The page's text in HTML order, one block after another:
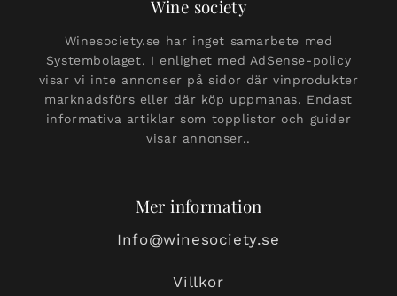
Wine society
Winesociety.se har inget samarbete med
Systembolaget. I enlighet med AdSense-policy
visar vi inte annonser på sidor där vinprodukter
marknadsförs eller där köp uppmanas. Endast
informativa artiklar som topplistor och guider
visar annonser..
Mer information
Info@winesociety.se
Villkor